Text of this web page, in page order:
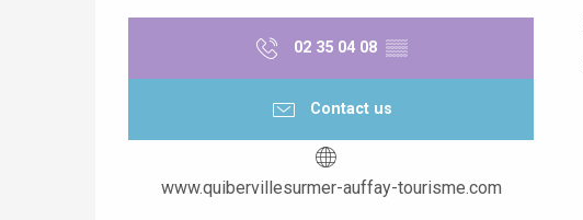
02 35 04 08 ▒▒
Contact us
www.quibervillesurmer-auffay-tourisme.com